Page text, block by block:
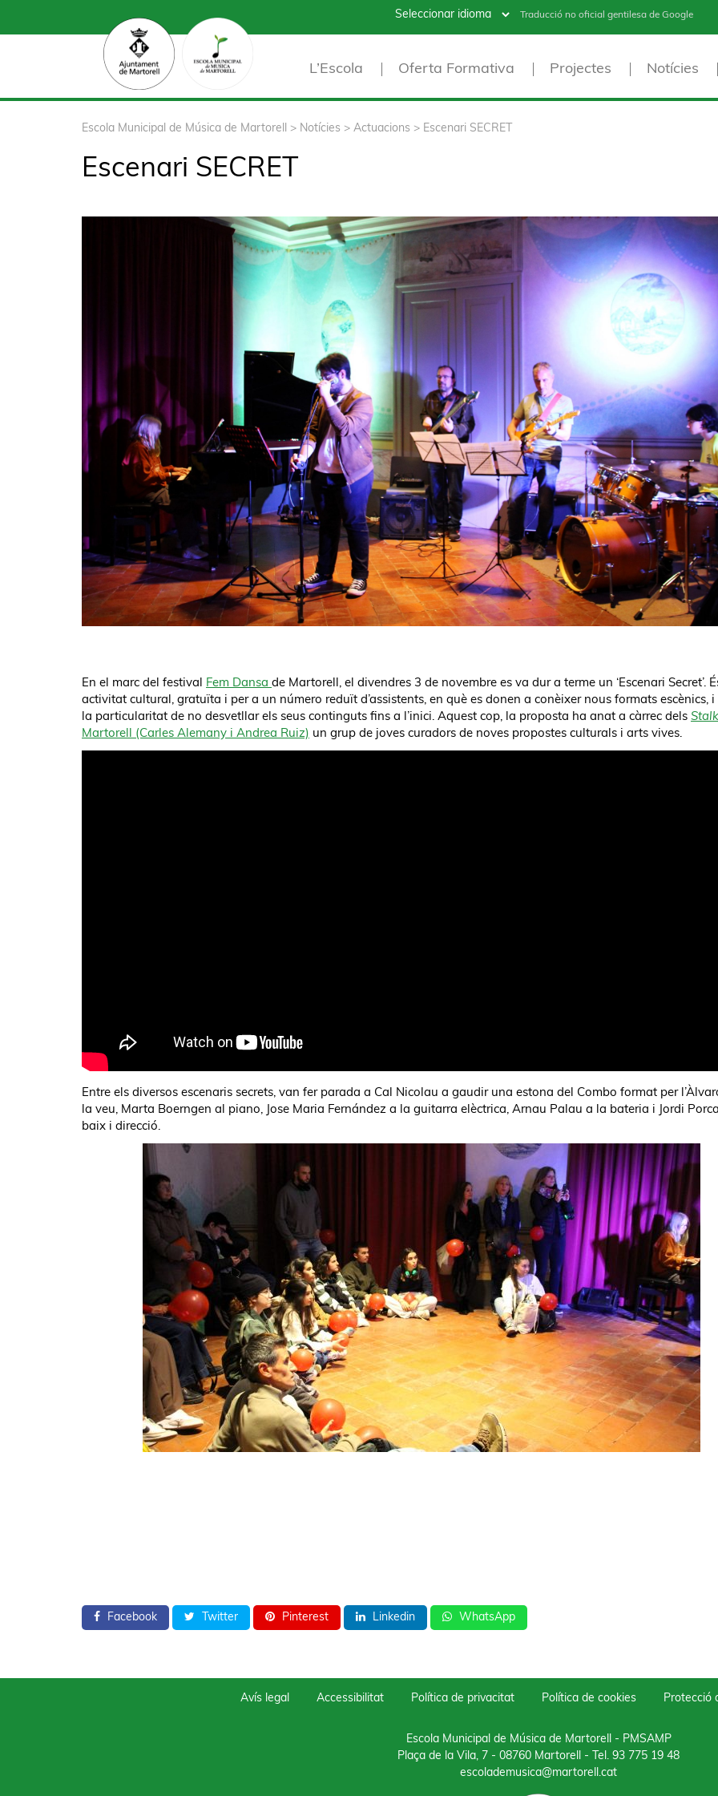
Traducció no oficial gentilesa de Google
L’Escola Oferta Formativa Projectes Notícies
Escola Municipal de Música de Martorell > Notícies > Actuacions > Escenari SECRET
Escenari SECRET
En el marc del festival Fem Dansa de Martorell, el divendres 3 de novembre es va dur a terme un ‘Escenari Secret’.
activitat cultural, gratuïta i per a un número reduït d’assistents, en què es donen a conèixer nous formats escènics, i
la particularitat de no desvetllar els seus continguts fins a l’inici. Aquest cop, la proposta ha anat a càrrec dels
Martorell (Carles Alemany i Andrea Ruiz) un grup de joves curadors de noves propostes culturals i arts vives.
Entre els diversos escenaris secrets, van fer parada a Cal Nicolau a gaudir una estona del Combo format per
la veu, Marta Boerngen al piano, Jose Maria Fernández a la guitarra elèctrica, Arnau Palau a la bateria i Jordi
baix i direcció.
Facebook Twitter Pinterest Linkedin WhatsApp
Avís legal Accessibilitat Política de privacitat Política de cookies Protecció
Escola Municipal de Música de Martorell - PMSAMP
Plaça de la Vila, 7 - 08760 Martorell
- Tel. 93 775 19 48
escolademusica@martorell.cat